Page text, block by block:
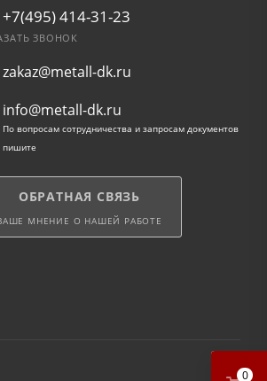
+7(495) 414-31-23
ЗВОНОК
zakaz@metall-dk.ru
info@metall-dk.ru
По вопросам сотрудничества и запросам документов
пишите
ОБРАТНАЯ СВЯЗЬ
МНЕНИЕ О НАШЕЙ РАБОТЕ
0